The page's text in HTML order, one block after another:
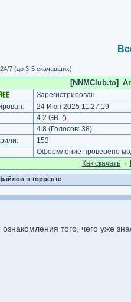
24/7 (до 3-5 скачавших)
Зарегистрирован
24 Июн 2025 11:27:19
4.2 GB ()
4.8 (Голосов: 38)
153
Оформление проверено
Как cкачать·
в торренте
того, чего уже